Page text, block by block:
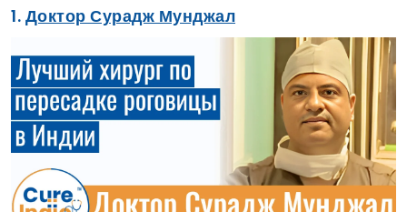
1. Доктор Сурадж Мунджал